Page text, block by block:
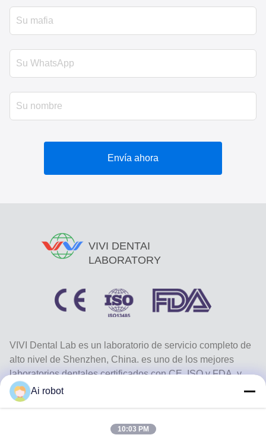
Envía ahora
VIVI DENTAI
LABORATORY
VIVI Dental Lab es un laboratorio de servicio completo de
alto nivel de Shenzhen, China. es uno de los mejores
laboratorios dentales certificados con CE, ISO y FDA, y
equipados con máquinas actualizadas. Es El compromiso
con la alta calidad, el tiempo de respuesta rápido y los
comentarios positivos de los mercados europeos y
Ai robot
10:03 PM